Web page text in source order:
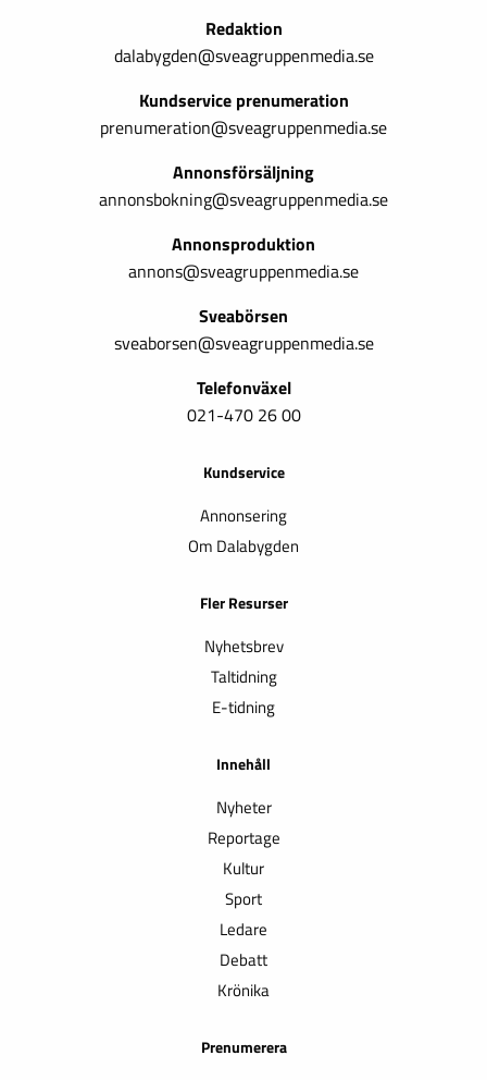
Redaktion
dalabygden@sveagruppenmedia.se
Kundservice prenumeration
prenumeration@sveagruppenmedia.se
Annonsförsäljning
annonsbokning@sveagruppenmedia.se
Annonsproduktion
annons@sveagruppenmedia.se
Sveabörsen
sveaborsen@sveagruppenmedia.se
Telefonväxel
021-470 26 00
Kundservice
Annonsering
Om Dalabygden
Fler Resurser
Nyhetsbrev
Taltidning
E-tidning
Innehåll
Nyheter
Reportage
Kultur
Sport
Ledare
Debatt
Krönika
Prenumerera